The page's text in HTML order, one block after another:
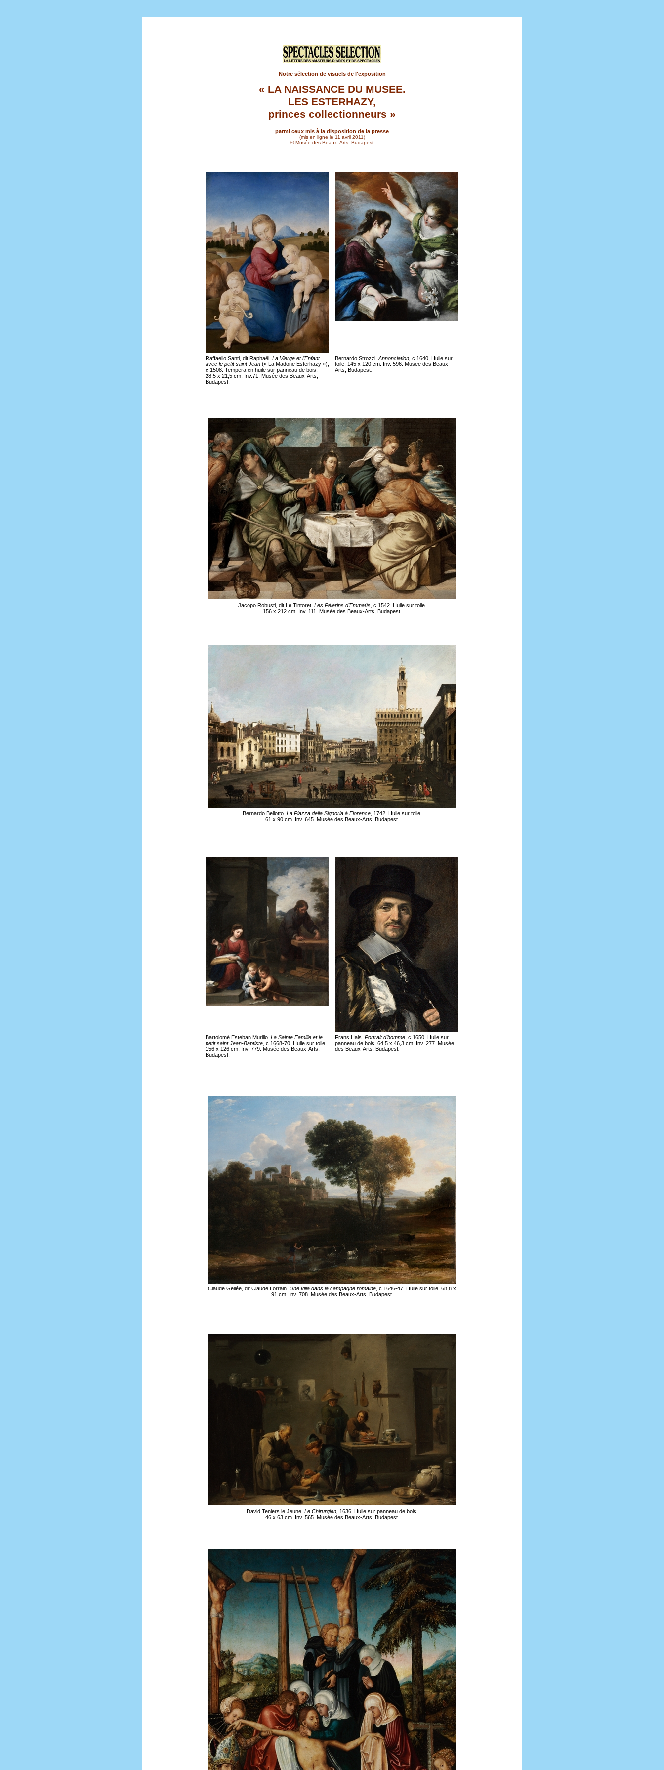
Notre sélection de visuels de l'exposition
« LA NAISSANCE DU MUSEE.
LES ESTERHAZY,
princes collectionneurs »
parmi ceux mis à la disposition de la presse
(mis en ligne le 11 avril 2011)
© Musée des Beaux- Arts, Budapest
Raffaello Santi, dit Raphaël. La Vierge et l’Enfant
avec le petit saint Jean (« La Madone Esterházy »),
c.1508. Tempera en huile sur panneau de bois.
28,5 x 21,5 cm. Inv.71. Musée des Beaux-Arts,
Budapest.
Bernardo Strozzi. Annonciation, c.1640, Huile sur
toile. 145 x 120 cm. Inv. 596. Musée des Beaux-
Arts, Budapest
Jacopo Robusti, dit Le Tintoret. Les Pèlerins d’Emmaüs, c.1542. Huile sur toile.
156 x 212 cm. Inv. 111. Musée des Beaux-Arts, Budapest.
Bernardo Bellotto. La Piazza della Signoria à Florence, 1742. Huile sur toile.
61 x 90 cm. Inv. 645. Musée des Beaux-Arts, Budapest.
Bartolomé Esteban Murillo. La Sainte Famille et le
petit saint Jean-Baptiste, c.1668-70. Huile sur toile.
156 x 126 cm. Inv. 779. Musée des Beaux-Arts,
Budapest.
Frans Hals. Portrait d’homme , c.1650. Huile sur
panneau de bois. 64,5 x 46,3 cm. Inv. 277. Musée
des Beaux-Arts, Budapest
Claude Gellée, dit Claude Lorrain. Une villa dans la campagne romaine , c.1646-47. Huile sur toile. 68,8 x
91 cm. Inv. 708. Musée des Beaux-Arts, Budapest.
David Teniers le Jeune. Le Chirurgien, 1636. Huile sur panneau de bois.
46 x 63 cm. Inv. 565. Musée des Beaux-Arts, Budapest.